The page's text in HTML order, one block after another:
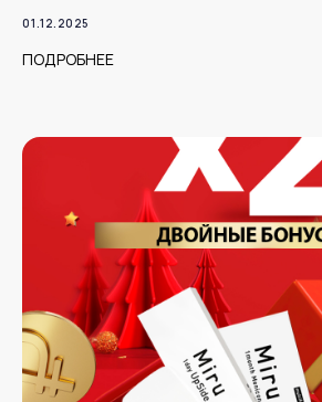
01.12.2025
ПОДРОБНЕЕ